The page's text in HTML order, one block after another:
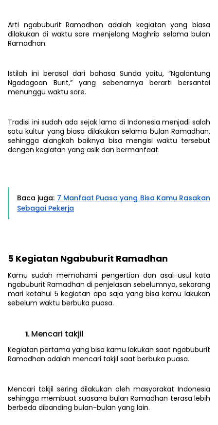
Arti ngabuburit Ramadhan adalah kegiatan yang biasa
dilakukan di waktu sore menjelang Maghrib selama bulan
Ramadhan.
Istilah ini berasal dari bahasa Sunda yaitu, “Ngalantung
Ngadagoan Burit,” yang sebenarnya berarti bersantai
menunggu waktu sore.
Tradisi ini sudah ada sejak lama di Indonesia menjadi salah
satu kultur yang biasa dilakukan selama bulan Ramadhan,
sehingga alangkah baiknya bisa mengisi waktu tersebut
dengan kegiatan yang asik dan bermanfaat.
Baca juga: 7 Manfaat Puasa yang Bisa Kamu Rasakan
Sebagai Pekerja
5 Kegiatan Ngabuburit Ramadhan
Kamu sudah memahami pengertian dan asal-usul kata
ngabuburit Ramadhan di penjelasan sebelumnya, sekarang
mari ketahui 5 kegiatan apa saja yang bisa kamu lakukan
sebelum waktu berbuka puasa.
Mencari takjil
Kegiatan pertama yang bisa kamu lakukan saat ngabuburit
Ramadhan adalah mencari takjil saat berbuka puasa.
Mencari takjil sering dilakukan oleh masyarakat Indonesia
sehingga membuat suasana bulan Ramadhan terasa lebih
berbeda dibanding bulan-bulan yang lain.